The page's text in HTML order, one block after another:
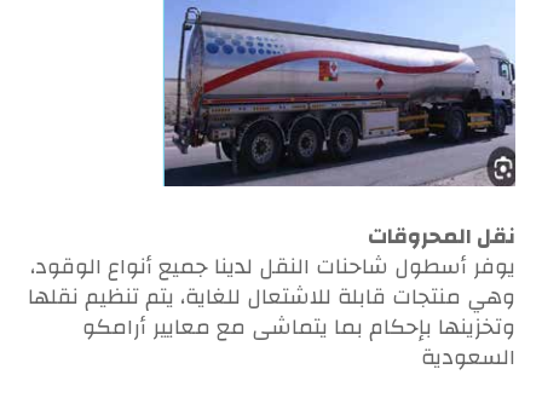
نقل المحروقات
يوفر أسطول شاحنات النقل لدينا جميع أنواع الوقود،
وهي منتجات قابلة للاشتعال للغاية، يتم تنظيم نقلها
وتخزينها بإحكام بما يتماشى مع معايير أرامكو
السعودية